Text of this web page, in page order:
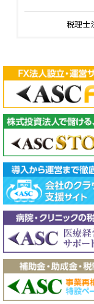
税理士